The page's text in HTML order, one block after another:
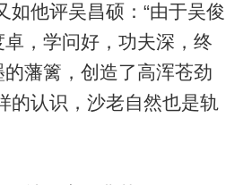
如他评吴昌硕：“由于吴俊
，学问好，功夫深，终
藩篱，创造了高浑苍劲
的认识，沙老自然也是轨